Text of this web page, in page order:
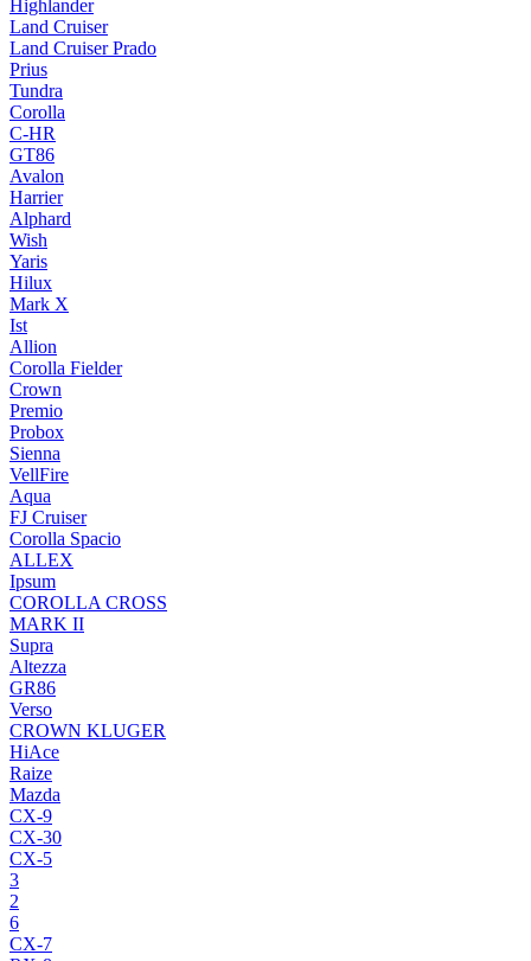
Highlander
Land Cruiser
Land Cruiser Prado
Prius
Tundra
Corolla
C-HR
GT86
Avalon
Harrier
Alphard
Wish
Yaris
Hilux
Mark X
Ist
Allion
Corolla Fielder
Crown
Premio
Probox
Sienna
VellFire
Aqua
FJ Cruiser
Corolla Spacio
ALLEX
Ipsum
COROLLA CROSS
MARK II
Supra
Altezza
GR86
Verso
CROWN KLUGER
HiAce
Raize
Mazda
CX-9
CX-30
CX-5
3
2
6
CX-7